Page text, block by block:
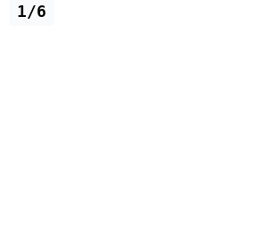
1/6